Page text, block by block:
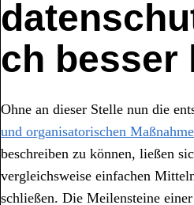
ch besser
Ohne an dieser Stelle nun die
und organisatorischen
beschreiben zu können, ließen
vergleichsweise einfachen
schließen. Die Meilensteine